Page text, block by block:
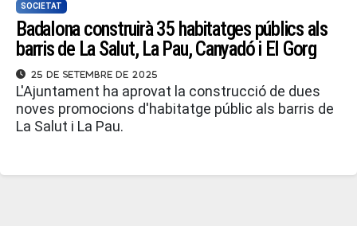
SOCIETAT
Badalona construirà 35 habitatges públics als
barris de La Salut, La Pau, Canyadó i El Gorg
25 de setembre de 2025
L'Ajuntament ha aprovat la construcció de dues
noves promocions d'habitatge públic als barris de
La Salut i La Pau.